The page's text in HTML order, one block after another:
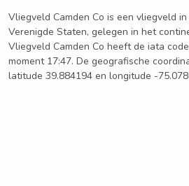
Vliegveld Camden Co is een vliegveld
Verenigde Staten, gelegen in het
Vliegveld Camden Co heeft de iata
moment 17:47. De geografische
latitude 39.884194 en longitude -